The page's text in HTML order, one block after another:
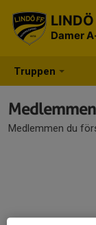
Truppen
LINDÖ
Damer
Medlemmen du